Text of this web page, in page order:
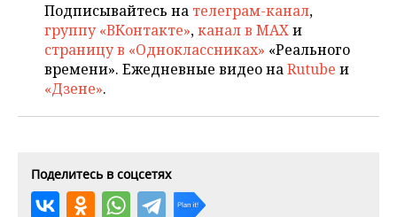
ТЕЛЕКОММУНИКАЦИИ
БИЗНЕС-БРАНЧИ
ONLINE-КОНФЕРЕНЦИИ
ФУТБОЛ
ХОККЕЙ
КИБЕРСПОРТ
НОВОСТИ ОБЩЕСТВА
ВЛАСТЬ
КУЛЬТУРА
ФОТОГАЛЕРЕЯ
СЮЖЕТЫ
СПИСОК КОМПАНИЙ
Подписывайтесь на телеграм-канал,
группу «ВКонтакте»,канал в MAXи
страницу в «Одноклассниках» «Реального
времени». Ежедневные видео наRutube и
«Дзене».
Поделитесь в соцсетях